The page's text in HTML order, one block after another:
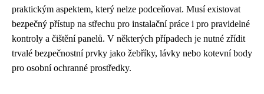
praktickým aspektem, který nelze podceňovat. Musí existovat
bezpečný přístup na střechu pro instalační práce i pro pravidelné
kontroly a čištění panelů. V některých případech je nutné zřídit
trvalé bezpečnostní prvky jako žebříky, lávky nebo kotevní body
pro osobní ochranné prostředky.